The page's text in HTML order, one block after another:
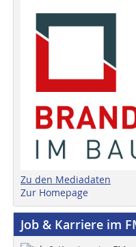
Zu den Mediadaten
Zur Homepage
Job & Karriere im